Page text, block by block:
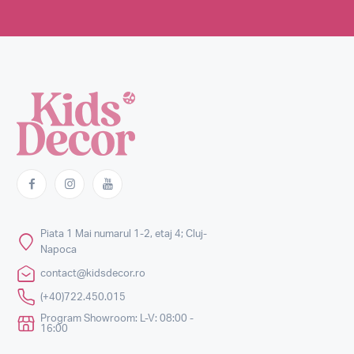
Piata 1 Mai numarul 1-2, etaj 4; Cluj-
Napoca
contact@kidsdecor.ro
(+40)722.450.015
Program Showroom: L-V: 08:00 -
16:00